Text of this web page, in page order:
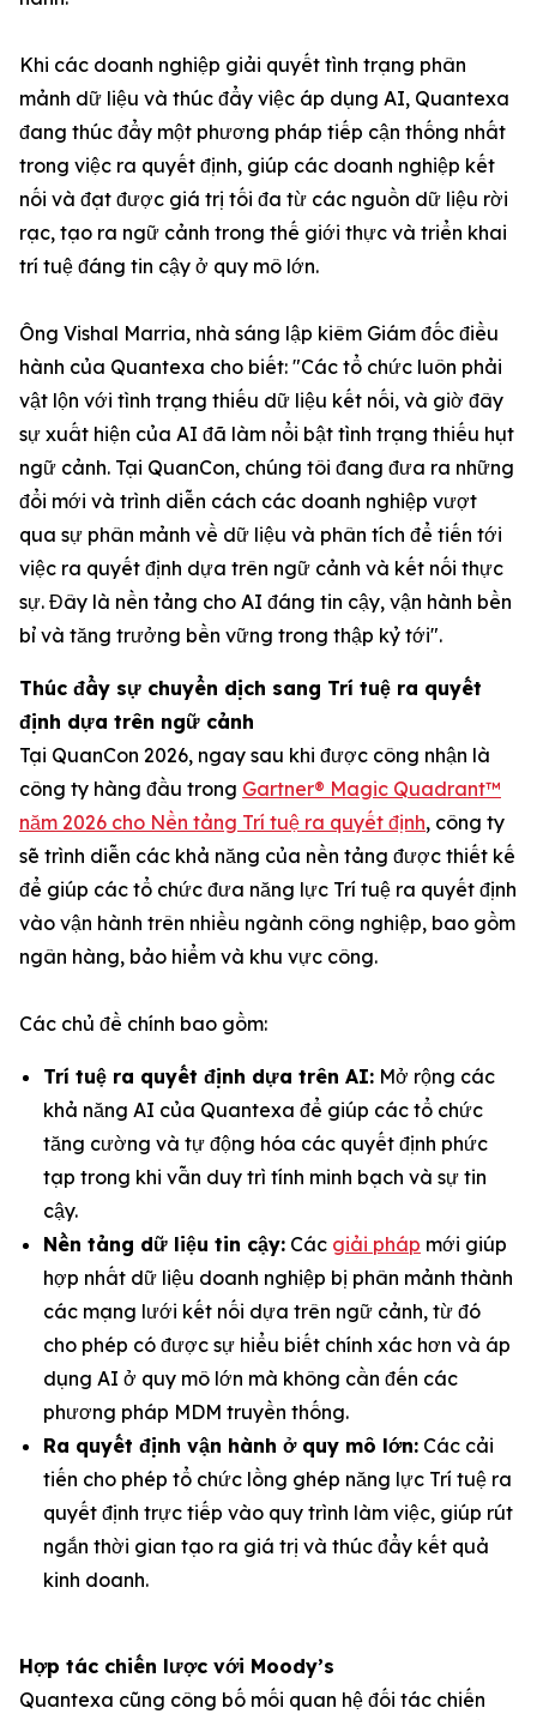
Khi các doanh nghiệp giải quyết tình trạng phân
mảnh dữ liệu và thúc đẩy việc áp dụng AI, Quantexa
đang thúc đẩy một phương pháp tiếp cận thống nhất
trong việc ra quyết định, giúp các doanh nghiệp kết
nối và đạt được giá trị tối đa từ các nguồn dữ liệu rời
rạc, tạo ra ngữ cảnh trong thế giới thực và triển khai
trí tuệ đáng tin cậy ở quy mô lớn.
Ông Vishal Marria, nhà sáng lập kiêm Giám đốc điều
hành của Quantexa cho biết: "Các tổ chức luôn phải
vật lộn với tình trạng thiếu dữ liệu kết nối, và giờ đây
sự xuất hiện của AI đã làm nổi bật tình trạng thiếu hụt
ngữ cảnh. Tại QuanCon, chúng tôi đang đưa ra những
đổi mới và trình diễn cách các doanh nghiệp vượt
qua sự phân mảnh về dữ liệu và phân tích để tiến tới
việc ra quyết định dựa trên ngữ cảnh và kết nối thực
sự. Đây là nền tảng cho AI đáng tin cậy, vận hành bền
bỉ và tăng trưởng bền vững trong thập kỷ tới".
Thúc đẩy sự chuyển dịch sang Trí tuệ ra quyết
định dựa trên ngữ cảnh
Tại QuanCon 2026, ngay sau khi được công nhận là
công ty hàng đầu trong Gartner® Magic Quadrant™
năm 2026 cho Nền tảng Trí tuệ ra quyết định, công ty
sẽ trình diễn các khả năng của nền tảng được thiết kế
để giúp các tổ chức đưa năng lực Trí tuệ ra quyết định
vào vận hành trên nhiều ngành công nghiệp, bao gồm
ngân hàng, bảo hiểm và khu vực công.
Các chủ đề chính bao gồm:
Trí tuệ ra quyết định dựa trên AI: Mở rộng các
khả năng AI của Quantexa để giúp các tổ chức
tăng cường và tự động hóa các quyết định phức
tạp trong khi vẫn duy trì tính minh bạch và sự tin
cậy.
Nền tảng dữ liệu tin cậy: Các giải pháp mới giúp
hợp nhất dữ liệu doanh nghiệp bị phân mảnh thành
các mạng lưới kết nối dựa trên ngữ cảnh, từ đó
cho phép có được sự hiểu biết chính xác hơn và áp
dụng AI ở quy mô lớn mà không cần đến các
phương pháp MDM truyền thống.
Ra quyết định vận hành ở quy mô lớn: Các cải
tiến cho phép tổ chức lồng ghép năng lực Trí tuệ ra
quyết định trực tiếp vào quy trình làm việc, giúp rút
ngắn thời gian tạo ra giá trị và thúc đẩy kết quả
kinh doanh.
Hợp tác chiến lược với Moody’s
Quantexa cũng công bố mối quan hệ đối tác chiến